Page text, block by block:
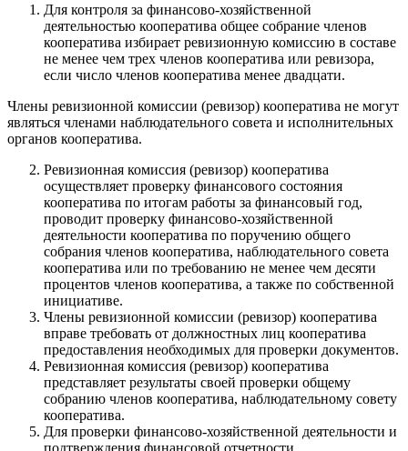
Для контроля за финансово-хозяйственной
деятельностью кооператива общее собрание членов
кооператива избирает ревизионную комиссию в составе
не менее чем трех членов кооператива или ревизора,
если число членов кооператива менее двадцати.
Члены ревизионной комиссии (ревизор) кооператива не могут
являться членами наблюдательного совета и исполнительных
органов кооператива.
Ревизионная комиссия (ревизор) кооператива
осуществляет проверку финансового состояния
кооператива по итогам работы за финансовый год,
проводит проверку финансово-хозяйственной
деятельности кооператива по поручению общего
собрания членов кооператива, наблюдательного совета
кооператива или по требованию не менее чем десяти
процентов членов кооператива, а также по собственной
инициативе.
Члены ревизионной комиссии (ревизор) кооператива
вправе требовать от должностных лиц кооператива
предоставления необходимых для проверки документов.
Ревизионная комиссия (ревизор) кооператива
представляет результаты своей проверки общему
собранию членов кооператива, наблюдательному совету
кооператива.
Для проверки финансово-хозяйственной деятельности и
подтверждения финансовой отчетности